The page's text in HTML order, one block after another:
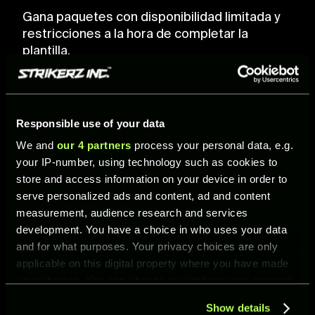
Responsible use of your data
We and our 4 partners process your personal data, e.g.
your IP-number, using technology such as cookies to
store and access information on your device in order to
serve personalized ads and content, ad and content
measurement, audience research and services
development. You have a choice in who uses your data
and for what purposes. Your privacy choices are only
applicable on this digital property where you have made
Show details
Gana paquetes con disponibilidad limitada y
restricciones a la hora de completar la
plantilla.
COMPLETAR PLANTILLAS
Cada plantilla completada garantiza una